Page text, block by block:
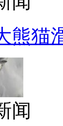
熊猫
闻